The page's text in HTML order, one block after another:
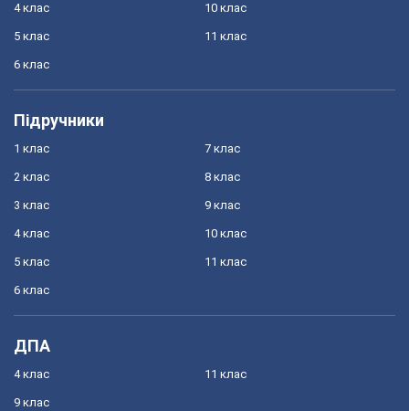
4 клас
5 клас
6 клас
10 клас
11 клас
Підручники
1 клас
2 клас
3 клас
4 клас
5 клас
6 клас
7 клас
8 клас
9 клас
10 клас
11 клас
ДПА
4 клас
9 клас
11 клас